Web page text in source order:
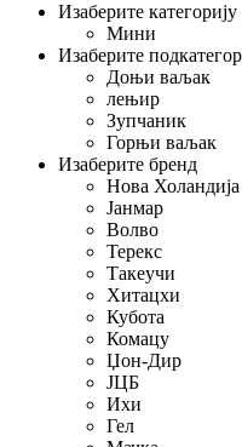
Изаберите категорију
Мини
Изаберите
Доњи ваљак
лењир
Зупчаник
Горњи ваљак
Изаберите бренд
Нова Холандија
Јанмар
Волво
Терекс
Такеучи
Хитацхи
Кубота
Комацу
Џон-Дир
ЈЦБ
Ихи
Гел